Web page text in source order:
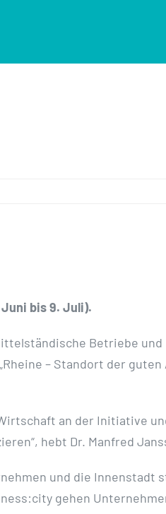
bis 9. Juli).
Betriebe
– Standort der
an der Initiative
hebt Dr. Manfred
und die
gehen